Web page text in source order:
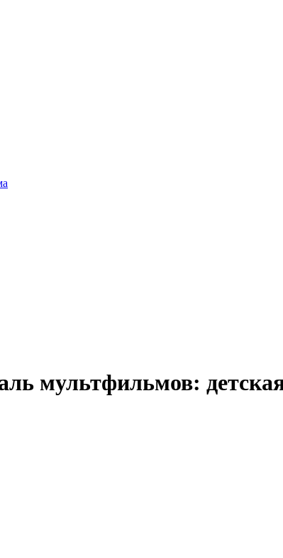
мультфильмов: